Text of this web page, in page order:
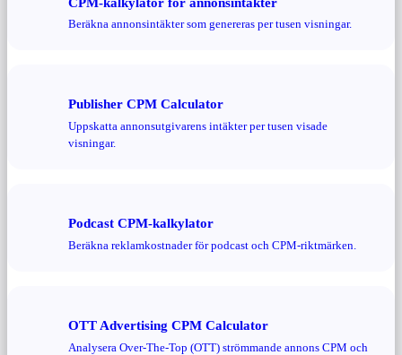
Beräkna annonsintäkter som genereras per tusen visningar.
Publisher CPM Calculator
Uppskatta annonsutgivarens intäkter per tusen visade
visningar.
Podcast CPM-kalkylator
Beräkna reklamkostnader för podcast och CPM-riktmärken.
OTT Advertising CPM Calculator
Analysera Over-The-Top (OTT) strömmande annons CPM och